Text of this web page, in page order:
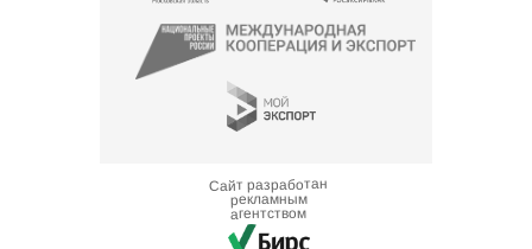
Сайт разработан
рекламным
агентством